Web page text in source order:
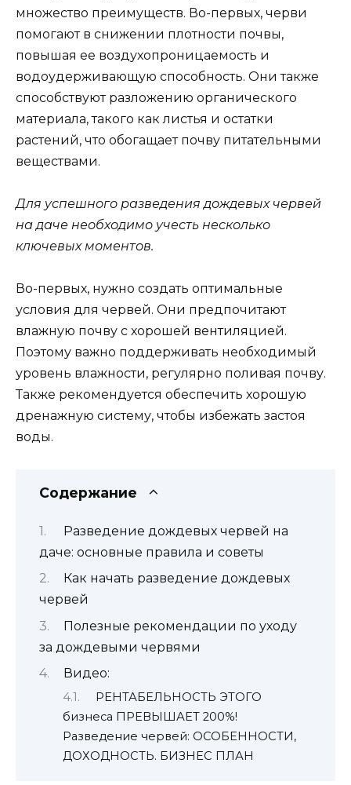
множество преимуществ. Во-первых, черви
помогают в снижении плотности почвы,
повышая ее воздухопроницаемость и
водоудерживающую способность. Они также
способствуют разложению органического
материала, такого как листья и остатки
растений, что обогащает почву питательными
веществами.
Для успешного разведения дождевых червей
на даче необходимо учесть несколько
ключевых моментов.
Во-первых, нужно создать оптимальные
условия для червей. Они предпочитают
влажную почву с хорошей вентиляцией.
Поэтому важно поддерживать необходимый
уровень влажности, регулярно поливая почву.
Также рекомендуется обеспечить хорошую
дренажную систему, чтобы избежать застоя
воды.
Содержание
Разведение дождевых червей на
даче: основные правила и советы
Как начать разведение дождевых
червей
Полезные рекомендации по уходу
за дождевыми червями
Видео:
РЕНТАБЕЛЬНОСТЬ ЭТОГО
бизнеса ПРЕВЫШАЕТ 200%!
Разведение червей: ОСОБЕННОСТИ,
ДОХОДНОСТЬ. БИЗНЕС ПЛАН